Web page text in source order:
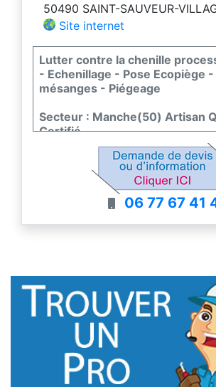
50490 SAINT-SAUVEUR-
Site internet
Lutter contre la chenille
- Echenillage - Pose Ecopiège
mésanges - Piégeage
Secteur : Manche(50) Artisan
Certifié
Intervention rapide 7j/7 chez
et Particuliers
06 77 67 41